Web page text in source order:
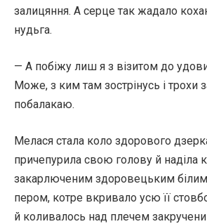
залицяння. А серце так жадало
нудьга.
— А побіжу лиш я з візитом до
Може, з ким там зострінусь і трохи
побалакаю.
Мелася стала коло здорового
причепурила свою голову й наділа
закарлюченим здоровецьким
пером, котре вкривало усю її
й коливалось над плечем